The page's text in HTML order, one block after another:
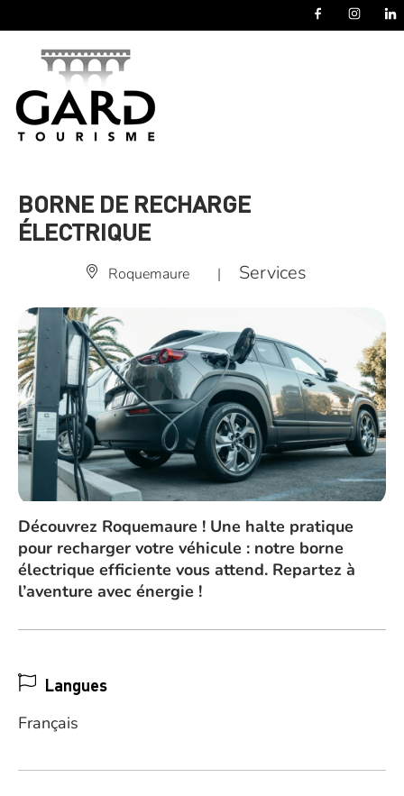
BORNE DE RECHARGE
ÉLECTRIQUE
Roquemaure | Services
Découvrez Roquemaure ! Une halte pratique
pour recharger votre véhicule : notre borne
électrique efficiente vous attend. Repartez à
l’aventure avec énergie !
Langues
Français